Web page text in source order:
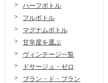
ハーフボトル
フルボトル
マグナムボトル
甘辛度を選ぶ
ヴィンテージ一覧
ドサージュ・ゼロ
ブラン・ド・ブラン